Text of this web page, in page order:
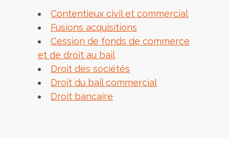
Contentieux civil et commercial
Fusions acquisitions
Cession de fonds de commerce
et de droit au bail
Droit des sociétés
Droit du bail commercial
Droit bancaire